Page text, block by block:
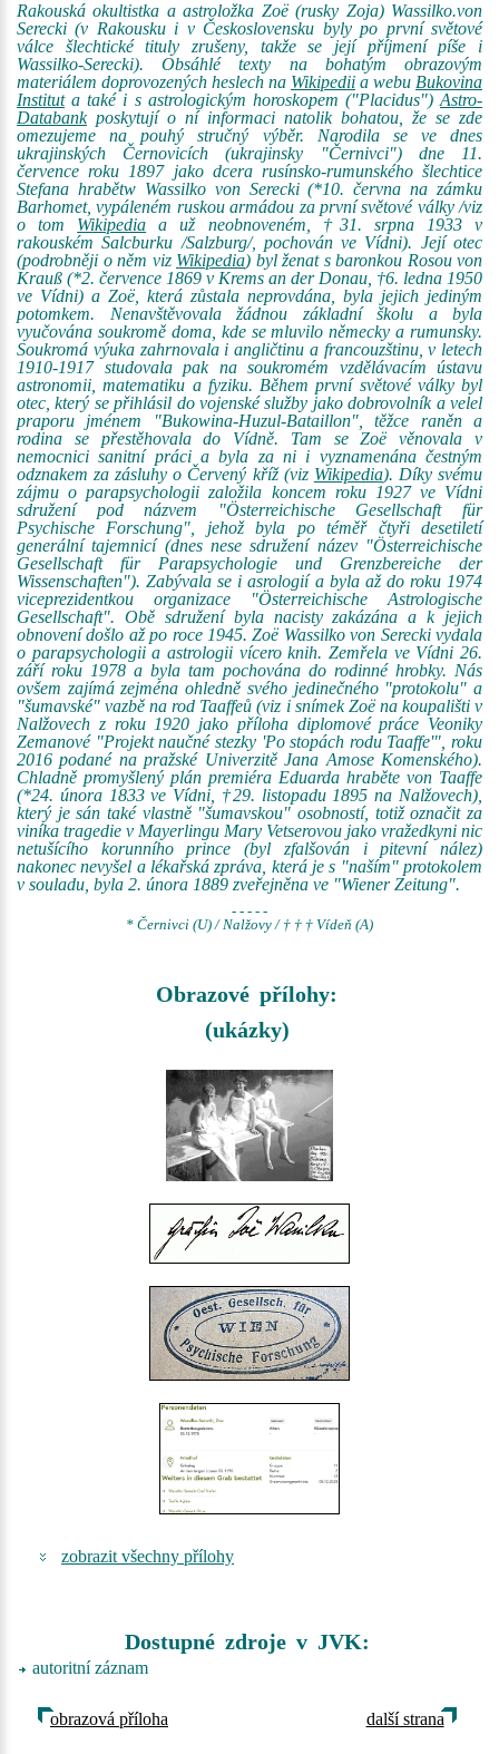
Rakouská okultistka a astroložka Zoë (rusky Zoja) Wassilko.von
Serecki (v Rakousku i v Československu byly po první světové
válce šlechtické tituly zrušeny, takže se její příjmení píše i
Wassilko-Serecki). Obsáhlé texty na bohatým obrazovým
materiálem doprovozených heslech na Wikipedii a webu Bukovina
Instituta také i s astrologickým horoskopem ("Placidus") Astro-
Databankposkytují o ní informaci natolik bohatou, že se zde
omezujeme na pouhý stručný výběr. Narodila se ve dnes
ukrajinských Černovicích (ukrajinsky "Černivci") dne 11.
července roku 1897 jako dcera rusínsko-rumunského šlechtice
Stefana hrabětw Wassilko von Serecki (*10. června na zámku
Barhomet, vypáleném ruskou armádou za první světové války /viz
o tom Wikipedia a už neobnoveném, †31. srpna 1933 v
rakouském Salcburku /Salzburg/, pochován ve Vídni). Její otec
(podrobněji o něm viz Wikipedia) byl ženat s baronkou Rosou von
Krauß (*2. července 1869 v Krems an der Donau, †6. ledna 1950
ve Vídni) a Zoë, která zůstala neprovdána, byla jejich jediným
potomkem. Nenavštěvovala žádnou základní školu a byla
vyučována soukromě doma, kde se mluvilo německy a rumunsky.
Soukromá výuka zahrnovala i angličtinu a francouzštinu, v letech
1910-1917 studovala pak na soukromém vzdělávacím ústavu
astronomii, matematiku a fyziku. Během první světové války byl
otec, který se přihlásil do vojenské služby jako dobrovolník a velel
praporu jménem "Bukowina-Huzul-Bataillon", těžce raněn a
rodina se přestěhovala do Vídně. Tam se Zoë věnovala v
nemocnici sanitní práci a byla za ni i vyznamenána čestným
odznakem za zásluhy o Červený kříž (viz Wikipedia). Díky svému
zájmu o parapsychologii založila koncem roku 1927 ve Vídni
sdružení pod názvem "Österreichische Gesellschaft für
Psychische Forschung", jehož byla po téměř čtyři desetiletí
generální tajemnicí (dnes nese sdružení název "Österreichische
Gesellschaft für Parapsychologie und Grenzbereiche der
Wissenschaften"). Zabývala se i asrologií a byla až do roku 1974
viceprezidentkou organizace "Österreichische Astrologische
Gesellschaft". Obě sdružení byla nacisty zakázána a k jejich
obnovení došlo až po roce 1945. Zoë Wassilko von Serecki vydala
o parapsychologii a astrologii vícero knih. Zemřela ve Vídni 26.
září roku 1978 a byla tam pochována do rodinné hrobky. Nás
ovšem zajímá zejména ohledně svého jedinečného "protokolu" a
"šumavské" vazbě na rod Taaffeů (viz i snímek Zoë na koupališti v
Nalžovech z roku 1920 jako příloha diplomové práce Veoniky
Zemanové "Projekt naučné stezky 'Po stopách rodu Taaffe'", roku
2016 podané na pražské Univerzitě Jana Amose Komenského).
Chladně promyšlený plán premiéra Eduarda hraběte von Taaffe
(*24. února 1833 ve Vídni, †29. listopadu 1895 na Nalžovech),
který je sán také vlastně "šumavskou" osobností, totiž označit za
viníka tragedie v Mayerlingu Mary Vetserovou jako vražedkyni nic
netušícího korunního prince (byl zfalšován i pitevní nález)
nakonec nevyšel a lékařská zpráva, která je s "naším" protokolem
v souladu, byla 2. února 1889 zveřejněna ve "Wiener Zeitung".
- - - - -
* Černivci (U) / Nalžovy / † † † Vídeň (A)
Obrazové přílohy:
(ukázky)
zobrazit všechny přílohy
Dostupné zdroje v JVK:
autoritní záznam
obrazová příloha další strana